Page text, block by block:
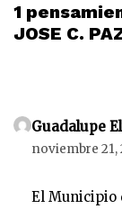
1
JOSE C.
Guadalupe
noviembre 21,
El Municipio